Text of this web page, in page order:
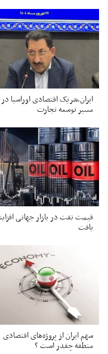
ایران،شریک اقتصادی اوراسیا در
مسیر توسعه تجارت
قیمت نفت در بازار جهانی
یافت
سهم ایران از پروژه‌های اقتصادی
منطقه چقدر است ؟